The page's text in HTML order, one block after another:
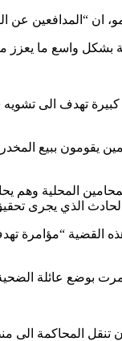
“المدافعين عن
بشكل واسع ما
تهدف الى
يقومون ببيع
المحلية وهم
الحادث الذي يجرى
القضية “مؤامرة
بوضع عائلة
تنقل المحاكمة الى